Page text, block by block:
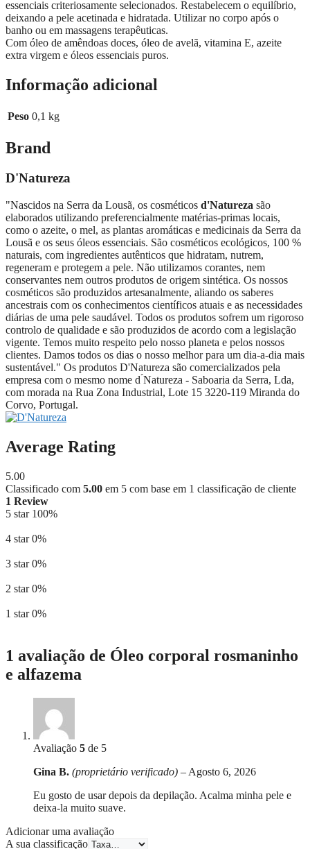
essenciais criteriosamente selecionados. Restabelecem o equilíbrio,
deixando a pele acetinada e hidratada. Utilizar no corpo após o
banho ou em massagens terapêuticas.
Com óleo de amêndoas doces, óleo de avelã, vitamina E, azeite
extra virgem e óleos essenciais puros.
Informação adicional
Peso 0,1 kg
Brand
D'Natureza
"Nascidos na Serra da Lousã, os cosméticos d'Natureza são
elaborados utilizando preferencialmente matérias-primas locais,
como o azeite, o mel, as plantas aromáticas e medicinais da Serra da
Lousã e os seus óleos essenciais. São cosméticos ecológicos, 100 %
naturais, com ingredientes autênticos que hidratam, nutrem,
regeneram e protegem a pele. Não utilizamos corantes, nem
conservantes nem outros produtos de origem sintética. Os nossos
cosméticos são produzidos artesanalmente, aliando os saberes
ancestrais com os conhecimentos científicos atuais e as necessidades
diárias de uma pele saudável. Todos os produtos sofrem um rigoroso
controlo de qualidade e são produzidos de acordo com a legislação
vigente. Temos muito respeito pelo nosso planeta e pelos nossos
clientes. Damos todos os dias o nosso melhor para um dia-a-dia mais
sustentável." Os produtos D'Natureza são comercializados pela
empresa com o mesmo nome d ́Natureza - Saboaria da Serra, Lda,
com morada na Rua Zona Industrial, Lote 15 3220-119 Miranda do
Corvo, Portugal.
Average Rating
5.00
Classificado com 5.00 em 5 com base em 1 classificação de cliente
1 Review
5 star 100%
4 star 0%
3 star 0%
2 star 0%
1 star 0%
1 avaliação de Óleo corporal rosmaninho
e alfazema
Avaliação 5 de 5
Gina B. (proprietário verificado) – Agosto 6, 2026
Eu gosto de usar depois da depilação. Acalma minha pele e
deixa-la muito suave.
Adicionar uma avaliação
A sua classificação